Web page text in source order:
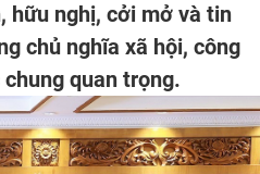
hữu nghị, cởi mở và tin
chủ nghĩa xã hội, công
quan trọng.